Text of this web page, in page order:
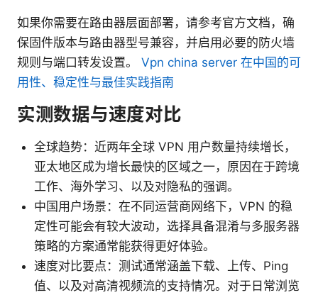
如果你需要在路由器层面部署，请参考官方文档，确
保固件版本与路由器型号兼容，并启用必要的防火墙
规则与端口转发设置。 Vpn china server 在中国的可
用性、稳定性与最佳实践指南
实测数据与速度对比
全球趋势：近两年全球 VPN 用户数量持续增长，
亚太地区成为增长最快的区域之一，原因在于跨境
工作、海外学习、以及对隐私的强调。
中国用户场景：在不同运营商网络下，VPN 的稳
定性可能会有较大波动，选择具备混淆与多服务器
策略的方案通常能获得更好体验。
速度对比要点：测试通常涵盖下载、上传、Ping
值、以及对高清视频流的支持情况。对于日常浏览